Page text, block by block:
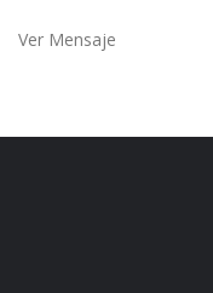
Ver Mensaje